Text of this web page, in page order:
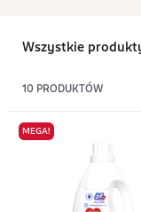
Wszystkie
10 PRODUKTÓW
MEGA!